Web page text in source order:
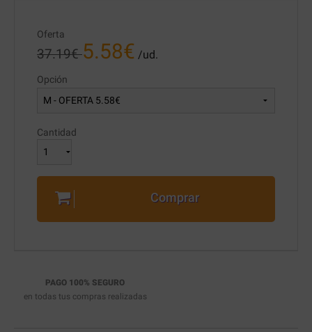
Oferta
37.19€ 5.58€ /ud.
Opción
Cantidad
Comprar
PAGO 100% SEGURO
en todas tus compras realizadas